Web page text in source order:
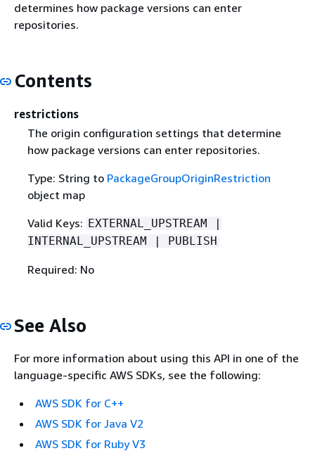
determines how package versions can enter
repositories.
Contents
restrictions
The origin configuration settings that determine
how package versions can enter repositories.
Type: String to PackageGroupOriginRestriction
object map
Valid Keys: EXTERNAL_UPSTREAM |
INTERNAL_UPSTREAM | PUBLISH
Required: No
See Also
For more information about using this API in one of the
language-specific AWS SDKs, see the following:
AWS SDK for C++
AWS SDK for Java V2
AWS SDK for Ruby V3